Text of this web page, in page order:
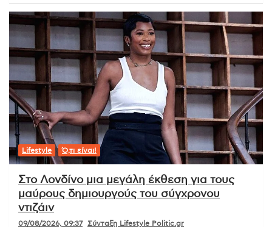
Lifestyle Ό,τι είναι!
Στο Λονδίνο μια μεγάλη έκθεση για τους
μαύρους δημιουργούς του σύγχρονου
ντιζάιν
09/08/2026, 09:37 Σύνταξη Lifestyle Politic.gr